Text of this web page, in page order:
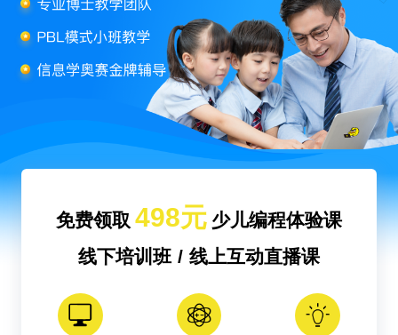
免费领取 498元 少儿编程体验课
线下培训班 / 线上互动直播课